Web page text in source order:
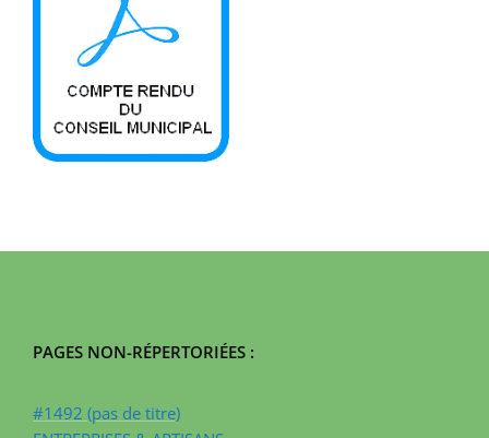
PAGES NON-RÉPERTORIÉES :
#1492 (pas de titre)